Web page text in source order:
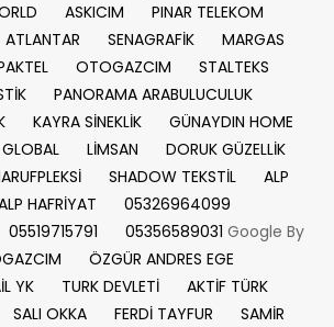
ASKICIM
PINAR TELEKOM
ATLANTAR SENAGRAFİK
MARGAS
OTOGAZCIM
STALTEKS
PANORAMA ARABULUCULUK
KAYRA SİNEKLİK
GÜNAYDIN HOME
LİMSAN
DORUK GÜZELLİK
SHADOW TEKSTİL
ALP
HAFRİYAT
05326964099
05519715791 05356589031 Google By
ÖZGÜR ANDRES EGE
YK TURK DEVLETİ
AKTİF TÜRK
SALI OKKA FERDİ TAYFUR
SAMİR